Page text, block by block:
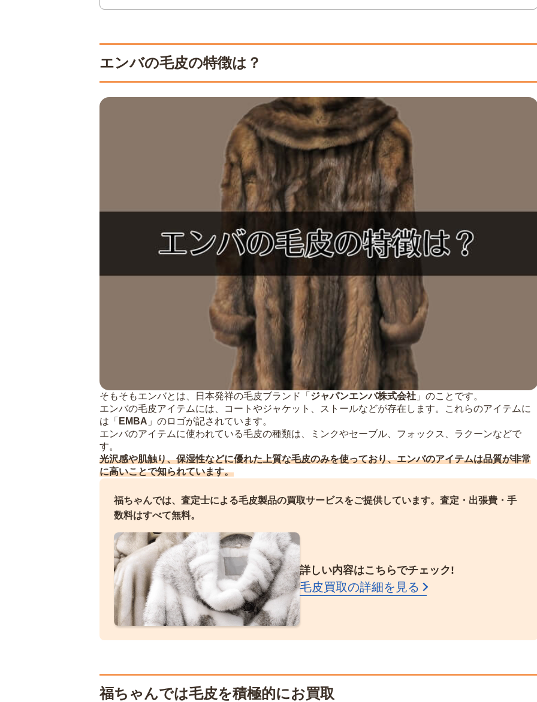
エンバの毛皮の特徴は？
そもそもエンバとは、日本発祥の毛皮ブランド「 ジャパンエンバ株式会社 」のことです。
エンバの毛皮アイテムには、コートやジャケット、ストールなどが存在します。これらのアイテムに
は「 EMBA 」のロゴが記されています。
エンバのアイテムに使われている毛皮の種類は、ミンクやセーブル、フォックス、ラクーンなどで
す。
光沢感や肌触り、保湿性などに優れた上質な毛皮のみを使っており、エンバのアイテムは品質が非常
に高いことで知られています。
福ちゃんでは、査定士による毛皮製品の買取サービスをご提供しています。 査定・出張費・手
数料はすべて無料。
詳しい内容はこちらでチェック!
毛皮買取の詳細を見る
福ちゃんでは毛皮を積極的にお買取